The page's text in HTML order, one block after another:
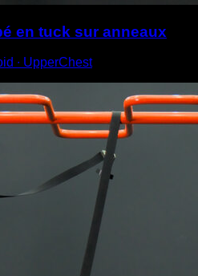
en tuck sur anneaux
∙ UpperChest